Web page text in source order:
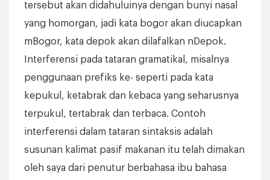
tersebut akan didahuluinya dengan bunyi nasal
yang homorgan, jadi kata bogor akan diucapkan
mBogor, kata depok akan dilafalkan nDepok.
Interferensi pada tataran gramatikal, misalnya
penggunaan prefiks ke- seperti pada kata
kepukul, ketabrak dan kebaca yang seharusnya
terpukul, tertabrak dan terbaca. Contoh
interferensi dalam tataran sintaksis adalah
susunan kalimat pasif makanan itu telah dimakan
oleh saya dari penutur berbahasa ibu bahasa